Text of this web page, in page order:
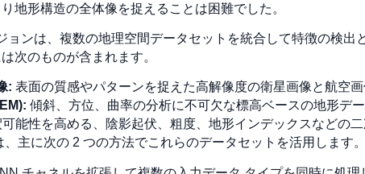
地形構造の全体像を捉えることは困難でした。
ョンは、複数の地理空間データセットを統合して特徴の検出
次のものが含まれます。
: 表面の質感やパターンを捉えた高解像度の衛星画像と航空画
傾斜、方位、曲率の分析に不可欠な標高ベースの地形デー
能性を高める、陰影起伏、粗度、地形インデックスなどの二
主に次の 2 つの方法でこれらのデータセットを活用します。